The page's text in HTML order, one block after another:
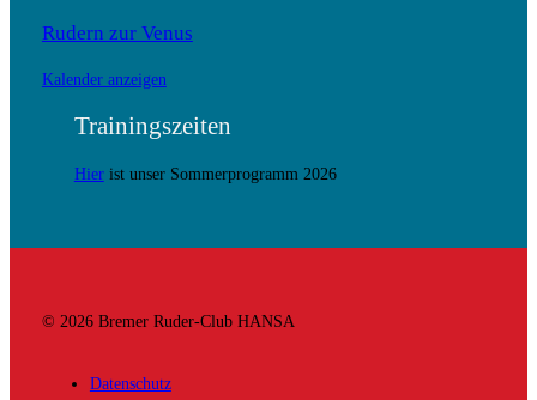
Rudern zur Venus
Kalender anzeigen
Trainingszeiten
Hierist unser Sommerprogramm 2026
© 2026 Bremer Ruder-Club HANSA
Datenschutz